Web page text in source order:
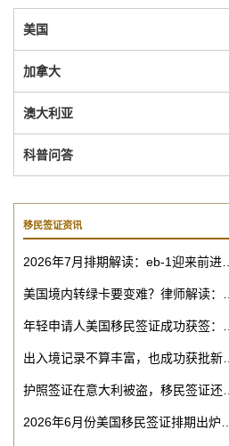
美国
加拿大
澳大利亚
科普问答
移民签证资讯
2026年7月排期解读：eb-1迎来前进…
美国境内转绿卡要变难？律师解读：…
年轻申请人美国移民签证成功获签：…
出入境记录不算丰富，也成功获批新…
护照签证在意大利被盗，移民签证还…
2026年6月份美国移民签证排期出炉…